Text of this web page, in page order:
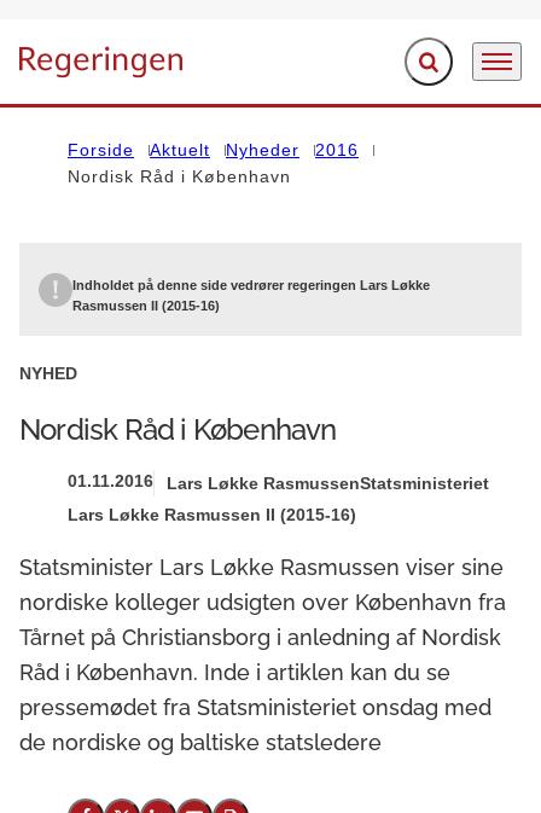
Gå til forsiden Fold søgefelt ud
Menu
Forside Aktuelt Nyheder
2016
Nordisk Råd i København
Indholdet på denne side vedrører regeringen Lars Løkke
Rasmussen II (2015-16)
NYHED
Nordisk Råd i København
01.11.2016 Lars Løkke RasmussenStatsministeriet
Lars Løkke Rasmussen II (2015-16)
Statsminister Lars Løkke Rasmussen viser sine
nordiske kolleger udsigten over København fra
Tårnet på Christiansborg i anledning af Nordisk
Råd i København. Inde i artiklen kan du se
pressemødet fra Statsministeriet onsdag med
de nordiske og baltiske statsledere